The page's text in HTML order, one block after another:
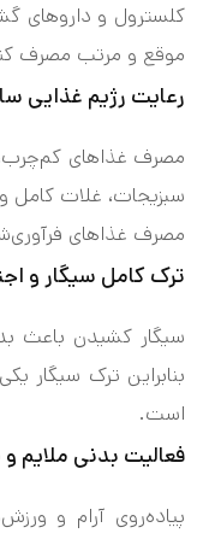
کلسترول و داروهای
موقع و مرتب مصرف
رعایت رژیم غذایی
مصرف غذاهای کم‌چرب،
سبزیجات، غلات کامل و
مصرف غذاهای
ترک کامل سیگار و
سیگار کشیدن باعث
بنابراین ترک سیگار
است.
فعالیت بدنی ملایم
پیاده‌روی آرام و